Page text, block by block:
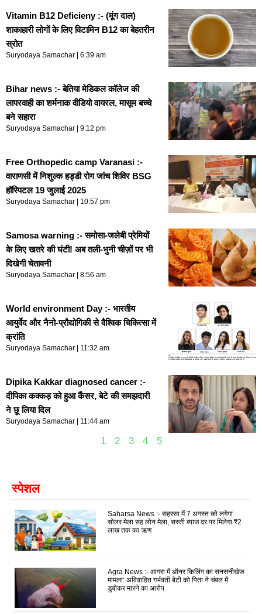
Vitamin B12 Deficieny :- (मूंग दाल)
शाकाहारी लोगों के लिए विटामिन B12 का बेहतरीन
स्रोत
Suryodaya Samachar 6:39 am
Bihar news :- बेतिया मेडिकल कॉलेज की
लापरवाही का शर्मनाक वीडियो वायरल, मासूम बच्चे
बने सहारा
Suryodaya Samachar 9:12 pm
Free Orthopedic camp Varanasi :-
वाराणसी में निशुल्क हड्डी रोग जांच शिविर BSG
हॉस्पिटल 19 जुलाई 2025
Suryodaya Samachar 10:57 pm
Samosa warning :- समोसा-जलेबी प्रेमियों
के लिए खतरे की घंटी! अब तली-भुनी चीज़ों पर भी
दिखेगी चेतावनी
Suryodaya Samachar 8:56 am
World environment Day :- भारतीय
आयुर्वेद और नैनो-प्रौद्योगिकी से वैश्विक चिकित्सा में
क्रांति
Suryodaya Samachar 11:32 am
Dipika Kakkar diagnosed cancer :-
दीपिका कक्कड़ को हुआ कैंसर, बेटे की समझदारी
ने छू लिया दिल
Suryodaya Samachar 11:44 am
1 2 3 4 5
स्पेशल
Saharsa News :- सहरसा में 7 अगस्त को लगेगा
सोलर मेला सह लोन मेला, सस्ती ब्याज दर पर मिलेगा ₹2
लाख तक का ऋण
Agra News :- आगरा में ऑनर किलिंग का सनसनीखेज
मामला: अविवाहित गर्भवती बेटी को पिता ने चंबल में
डुबोकर मारने का आरोप